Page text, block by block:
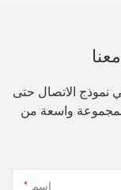
نموذج الاتصال حتى
واسعة من
اسم